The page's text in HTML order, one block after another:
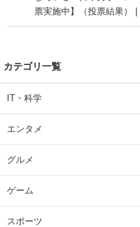
票実施中】（投票結果）
カテゴリ一覧
IT・科学
エンタメ
グルメ
ゲーム
スポーツ